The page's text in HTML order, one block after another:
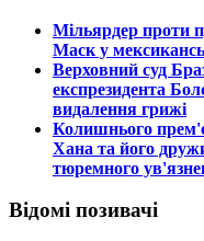
​Мільярдер проти
Маск у
​Верховний суд
експрезидента
видалення грижі
​Колишнього
Хана та його
тюремного
Відомі позивачі